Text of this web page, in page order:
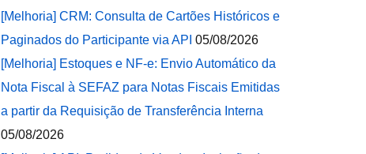
[Melhoria] CRM: Consulta de Cartões Históricos e
Paginados do Participante via API 05/08/2026
[Melhoria] Estoques e NF-e: Envio Automático da
Nota Fiscal à SEFAZ para Notas Fiscais Emitidas
a partir da Requisição de Transferência Interna
05/08/2026